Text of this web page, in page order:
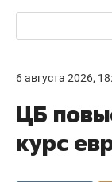
6 августа 2026,
ЦБ
курс